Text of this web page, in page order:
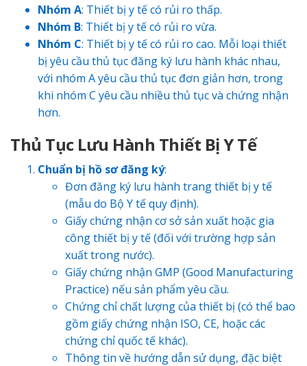
Nhóm A: Thiết bị y tế có rủi ro thấp.
Nhóm B: Thiết bị y tế có rủi ro vừa.
Nhóm C: Thiết bị y tế có rủi ro cao. Mỗi loại thiết
bị yêu cầu thủ tục đăng ký lưu hành khác nhau,
với nhóm A yêu cầu thủ tục đơn giản hơn, trong
khi nhóm C yêu cầu nhiều thủ tục và chứng nhận
hơn.
Thủ Tục Lưu Hành Thiết Bị Y Tế
Chuẩn bị hồ sơ đăng ký:
Đơn đăng ký lưu hành trang thiết bị y tế
(mẫu do Bộ Y tế quy định).
Giấy chứng nhận cơ sở sản xuất hoặc gia
công thiết bị y tế (đối với trường hợp sản
xuất trong nước).
Giấy chứng nhận GMP (Good Manufacturing
Practice) nếu sản phẩm yêu cầu.
Chứng chỉ chất lượng của thiết bị (có thể bao
gồm giấy chứng nhận ISO, CE, hoặc các
chứng chỉ quốc tế khác).
Thông tin về hướng dẫn sử dụng, đặc biệt